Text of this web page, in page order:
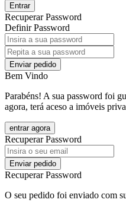
Entrar
Recuperar Password
Definir Password
Enviar pedido
Bem Vindo
Parabéns! A sua password foi
agora, terá aceso a imóveis
entrar agora
Recuperar Password
Enviar pedido
Recuperar Password
O seu pedido foi enviado com